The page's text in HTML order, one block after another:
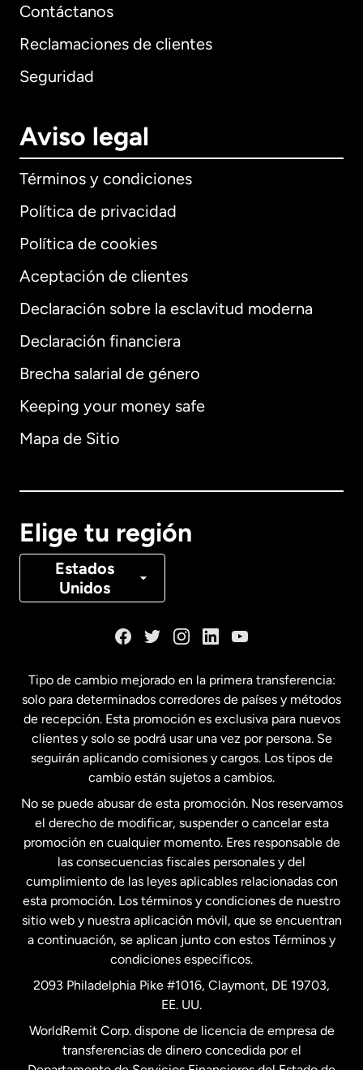
Contáctanos
Reclamaciones de clientes
Seguridad
Aviso legal
Términos y condiciones
Política de privacidad
Política de cookies
Aceptación de clientes
Declaración sobre la esclavitud moderna
Declaración financiera
Brecha salarial de género
Keeping your money safe
Mapa de Sitio
Elige tu región
Estados
Unidos
Internacional English
Alemania
Canadá Français
Estados Unidos English
Estados Unidos Español
Francia
Malasia
Nueva Zelanda
Países Bajos
Tipo de cambio mejorado en la primera transferencia:
solo para determinados corredores de países y métodos
de recepción. Esta promoción es exclusiva para nuevos
clientes y solo se podrá usar una vez por persona. Se
seguirán aplicando comisiones y cargos. Los tipos de
cambio están sujetos a cambios.
No se puede abusar de esta promoción. Nos reservamos
el derecho de modificar, suspender o cancelar esta
promoción en cualquier momento. Eres responsable de
las consecuencias fiscales personales y del
cumplimiento de las leyes aplicables relacionadas con
esta promoción. Los términos y condiciones de nuestro
sitio web y nuestra aplicación móvil, que se encuentran
a continuación, se aplican junto con estos Términos y
condiciones específicos.
2093 Philadelphia Pike #1016, Claymont, DE 19703,
EE. UU.
WorldRemit Corp. dispone de licencia de empresa de
transferencias de dinero concedida por el